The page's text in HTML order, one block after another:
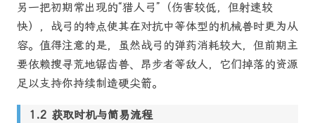
另一把初期常出现的“猎人弓”（伤害较低，但射速较
快），战弓的特点使其在对抗中等体型的机械兽时更为从
容。值得注意的是，虽然战弓的弹药消耗较大，但前期主
要依赖搜寻荒地锯齿兽、昂步者等敌人，它们掉落的资源
足以支持你持续制造硬尖箭。
获取时机与简易流程